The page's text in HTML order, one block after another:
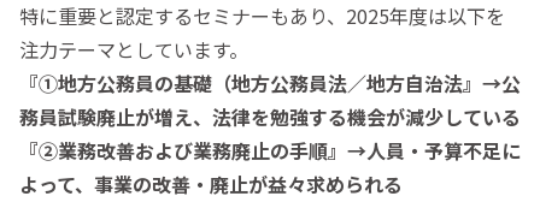
特に重要と認定するセミナーもあり、2025年度は以下を
注力テーマとしています。
『①地方公務員の基礎（地方公務員法／地方自治法』→公
務員試験廃止が増え、法律を勉強する機会が減少している
『②業務改善および業務廃止の手順』→人員・予算不足に
よって、事業の改善・廃止が益々求められる